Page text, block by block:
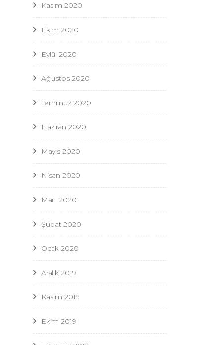
Kasım 2020
Ekim 2020
Eylül 2020
Ağustos 2020
Temmuz 2020
Haziran 2020
Mayıs 2020
Nisan 2020
Mart 2020
Şubat 2020
Ocak 2020
Aralık 2019
Kasım 2019
Ekim 2019